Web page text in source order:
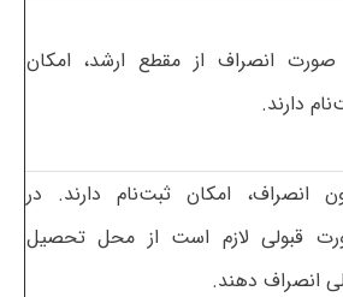
صورت انصراف از مقطع ارشد، امکان
دارند.
انصراف، امکان ثبت‌نام دارند. در
قبولی لازم است از محل تحصیل
انصراف دهند.